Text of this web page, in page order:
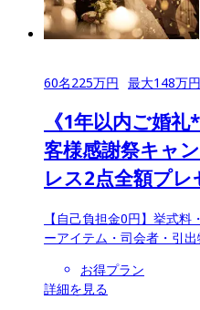
60名225万円 最大148万
《1年以内ご婚
客様感謝祭キャ
レス2点全額プレ
【自己負担金0円】挙式
ーアイテム・司会者・引
お得プラン
詳細を見る